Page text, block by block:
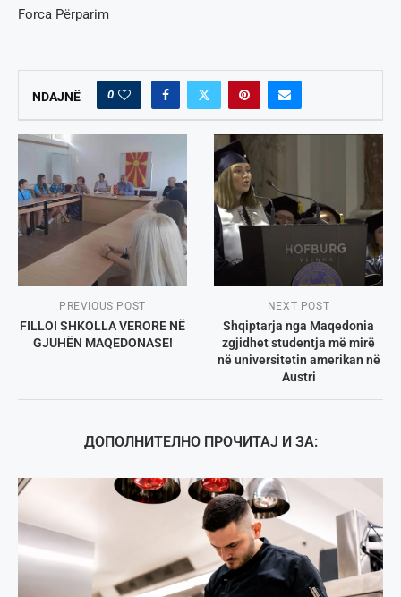
Forca Përparim
NDAJNË 0
PREVIOUS POST
FILLOI SHKOLLA VERORE NË
GJUHËN MAQEDONASE!
NEXT POST
Shqiptarja nga Maqedonia
zgjidhet studentja më mirë
në universitetin amerikan në
Austri
ДОПОЛНИТЕЛНО ПРОЧИТАЈ И ЗА: